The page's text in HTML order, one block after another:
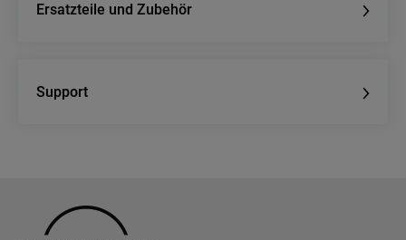
Ersatzteile und Zubehör
Support